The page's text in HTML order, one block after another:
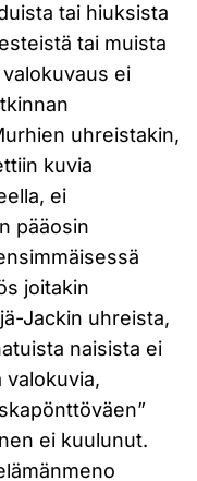
tai hiuksista
tai muista
ei
uhreistakin,
kuvia
ei
pääosin
joitakin
Jackin uhreista,
naisista ei
valokuvia,
ei kuulunut.